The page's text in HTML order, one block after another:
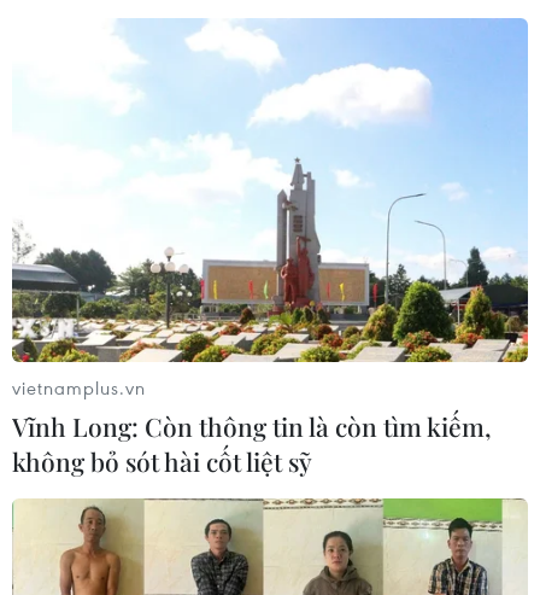
Mỹ mong muốn đồng thời nhấn mạnh giữa 2 bên chưa
từ bỏ điều gì.
Ngoại trưởng Mỹ lạc quan dù không đạt
được thỏa thuận với Triều Tiên
28/02/2019 07:34
vietnamplus.vn
Vĩnh Long: Còn thông tin là còn tìm kiếm,
không bỏ sót hài cốt liệt sỹ